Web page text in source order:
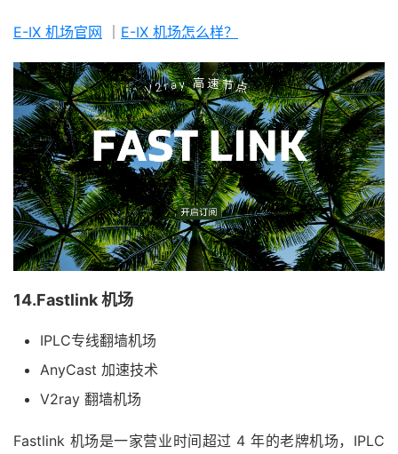
E-IX 机场官网 E-IX 机场怎么样？
14.Fastlink 机场
IPLC专线翻墙机场
AnyCast 加速技术
V2ray 翻墙机场
Fastlink 机场是一家营业时间超过 4 年的老牌机场，IPLC